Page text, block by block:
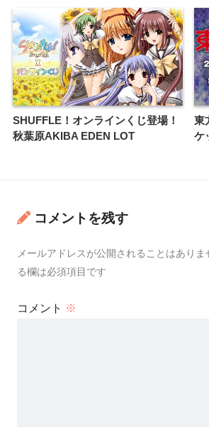
SHUFFLE！オンラインくじ登場！
秋葉原AKIBA EDEN LOT
東
ケ
コメントを残す
メールアドレスが公開されることはありま
る欄は必須項目です
コメント ※